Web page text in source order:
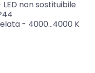
LED non sostituibile
- 4000...4000 K